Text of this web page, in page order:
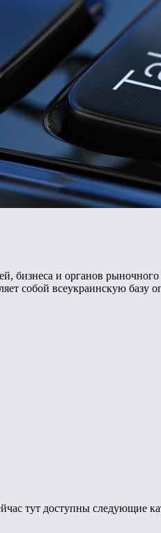
бизнеса и органов
собой всеукраинскую
тут доступны следующие